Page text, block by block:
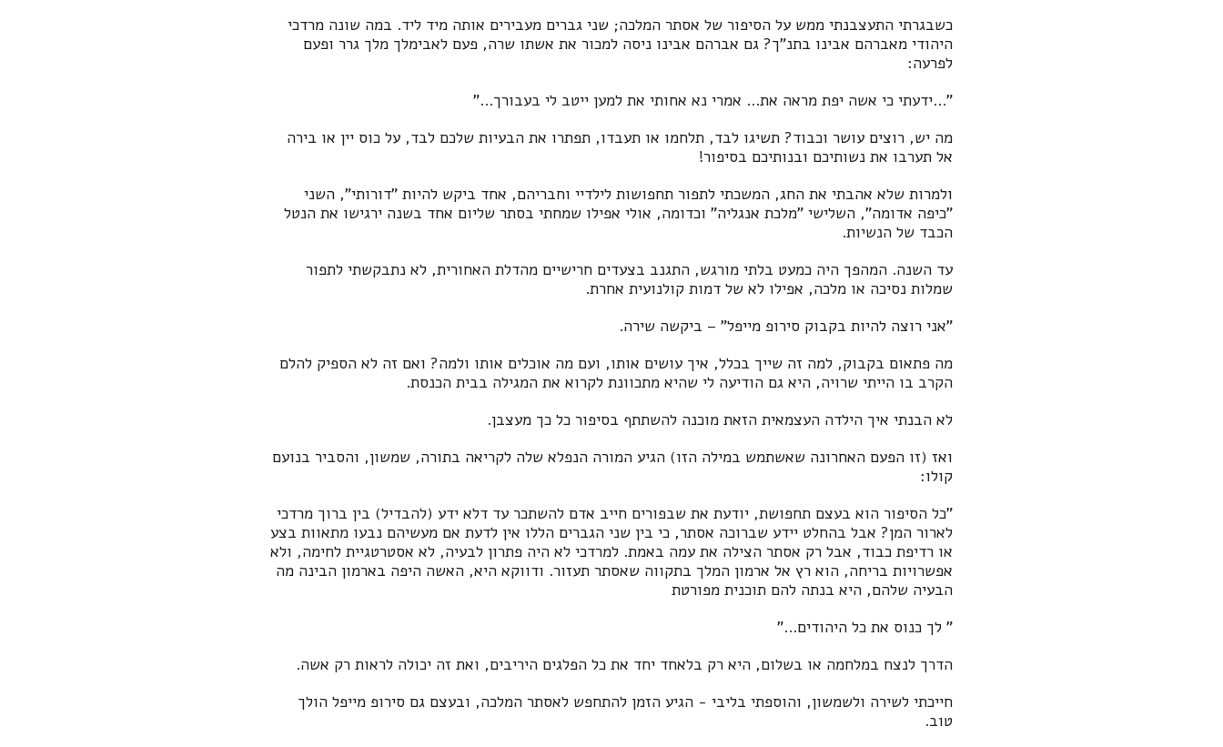
כשבגרתי התעצבנתי ממש על הסיפור של אסתר המלכה; שני גברים מעבירים אותה מיד ליד. במה שונה מרדכי
היהודי מאברהם אבינו בתנ"ך? גם אברהם אבינו ניסה למכור את אשתו שרה, פעם לאבימלך מלך גרר ופעם
לפרעה:
"...ידעתי כי אשה יפת מראה את... אמרי נא אחותי את למען ייטב לי בעבורך..."
מה יש, רוצים עושר וכבוד? תשיגו לבד, תלחמו או תעבדו, תפתרו את הבעיות שלכם לבד, על כוס יין או בירה
אל תערבו את נשותיכם ובנותיכם בסיפור!
ולמרות שלא אהבתי את החג, המשכתי לתפור תחפושות לילדיי וחבריהם, אחד ביקש להיות "דורותי", השני
"כיפה אדומה", השלישי "מלכת אנגליה" וכדומה, אולי אפילו שמחתי בסתר שליום אחד בשנה ירגישו את הנטל
הכבד של הנשיות.
עד השנה. המהפך היה כמעט בלתי מורגש, התגנב בצעדים חרישיים מהדלת האחורית, לא נתבקשתי לתפור
שמלות נסיכה או מלכה, אפילו לא של דמות קולנועית אחרת.
"אני רוצה להיות בקבוק סירופ מייפל" – ביקשה שירה.
מה פתאום בקבוק, למה זה שייך בכלל, איך עושים אותו, ועם מה אוכלים אותו ולמה? ואם זה לא הספיק להלם
הקרב בו הייתי שרויה, היא גם הודיעה לי שהיא מתכוונת לקרוא את המגילה בבית הכנסת.
לא הבנתי איך הילדה העצמאית הזאת מוכנה להשתתף בסיפור כל כך מעצבן.
ואז (זו הפעם האחרונה שאשתמש במילה הזו) הגיע המורה הנפלא שלה לקריאה בתורה, שמשון, והסביר בנועם
קולו:
"כל הסיפור הוא בעצם תחפושת, יודעת את שבפורים חייב אדם להשתכר עד דלא ידע (להבדיל) בין ברוך מרדכי
לארור המן? אבל בהחלט יידע שברוכה אסתר, כי בין שני הגברים הללו אין לדעת אם מעשיהם נבעו מתאוות בצע
או רדיפת כבוד, אבל רק אסתר הצילה את עמה באמת. למרדכי לא היה פתרון לבעיה, לא אסטרטגיית לחימה, ולא
אפשרויות בריחה, הוא רץ אל ארמון המלך בתקווה שאסתר תעזור. ודווקא היא, האשה היפה בארמון הבינה מה
הבעיה שלהם, היא בנתה להם תוכנית מפורטת
" לך כנוס את כל היהודים..."
הדרך לנצח במלחמה או בשלום, היא רק בלאחד יחד את כל הפלגים היריבים, ואת זה יכולה לראות רק אשה.
חייכתי לשירה ולשמשון, והוספתי בליבי - הגיע הזמן להתחפש לאסתר המלכה, ובעצם גם סירופ מייפל הולך
טוב.